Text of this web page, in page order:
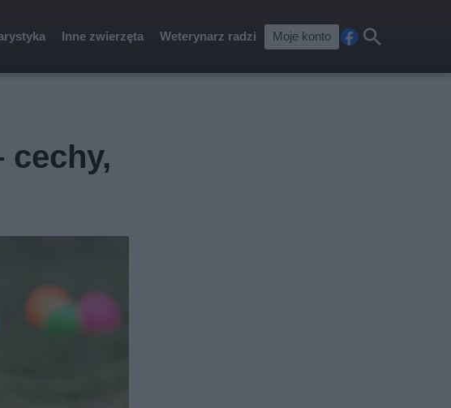
Inne zwierzęta Weterynarz radzi Moje konto
cebkaj
cechy,